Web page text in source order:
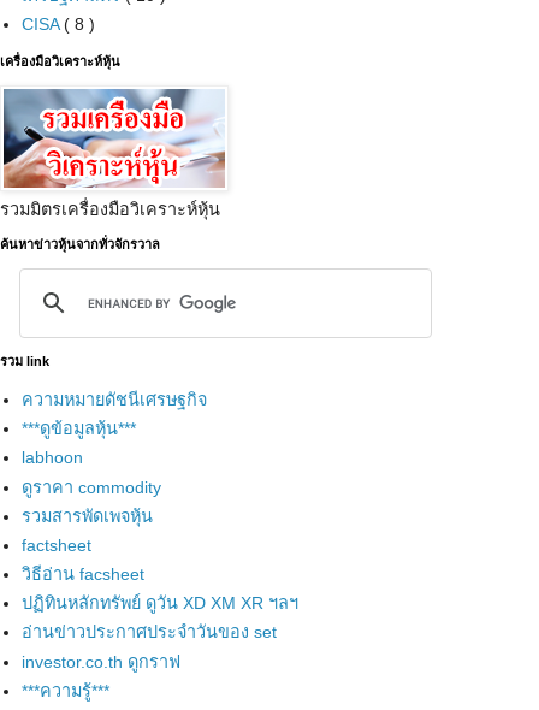
CISA( 8 )
เครื่องมือวิเคราะห์หุ้น
รวมมิตรเครื่องมือวิเคราะห์หุ้น
ค้นหาข่าวหุ้นจากทั่วจักรวาล
รวม link
ความหมายดัชนีเศรษฐกิจ
***ดูข้อมูลหุ้น***
labhoon
ดูราคา commodity
รวมสารพัดเพจหุ้น
factsheet
วิธีอ่าน facsheet
ปฏิทินหลักทรัพย์ ดูวัน XD XM XR ฯลฯ
อ่านข่าวประกาศประจำวันของ set
investor.co.th ดูกราฟ
***ความรู้***